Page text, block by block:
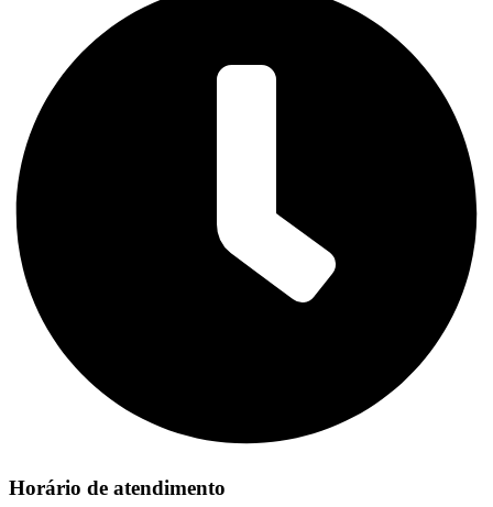
Horário de atendimento